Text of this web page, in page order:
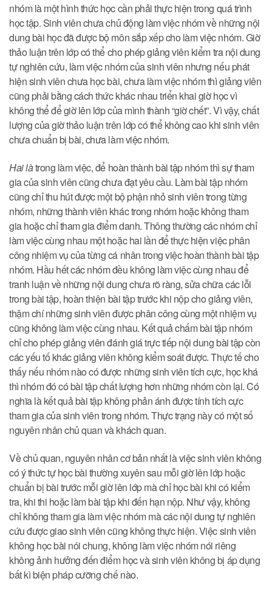
nhóm là một hình thức học cần phải thực hiện trong quá trình
học tập. Sinh viên chưa chủ động làm việc nhóm về những nội
dung bài học đã được bộ môn sắp xếp cho làm việc nhóm. Giờ
thảo luận trên lớp có thể cho phép giảng viên kiểm tra nội dung
tự nghiên cứu, làm việc nhóm của sinh viên nhưng nếu phát
hiện sinh viên chưa học bài, chưa làm việc nhóm thì giảng viên
cũng phải bằng cách thức khác nhau triển khai giờ học vì
không thể để giờ lên lớp của mình thành “giờ chết”. Vì vậy, chất
lượng của giờ thảo luận trên lớp có thể không cao khi sinh viên
chưa chuẩn bị bài, chưa làm việc nhóm.
Hai làtrong làm việc, để hoàn thành bài tập nhóm thì sự tham
gia của sinh viên cũng chưa đạt yêu cầu. Làm bài tập nhóm
cũng chỉ thu hút được một bộ phận nhỏ sinh viên trong từng
nhóm, những thành viên khác trong nhóm hoặc không tham
gia hoặc chỉ tham gia điểm danh. Thông thường các nhóm chỉ
làm việc cùng nhau một hoặc hai lần để thực hiện việc phân
công nhiệm vụ của từng cá nhân trong việc hoàn thành bài tập
nhóm. Hầu hết các nhóm đều không làm việc cùng nhau để
tranh luận về những nội dung chưa rõ ràng, sửa chữa các lỗi
trong bài tập, hoàn thiện bài tập trước khi nộp cho giảng viên,
thậm chí những sinh viên được phân công cùng một nhiệm vụ
cũng không làm việc cùng nhau. Kết quả chấm bài tập nhóm
chỉ cho phép giảng viên đánh giá trực tiếp nội dung bài tập còn
các yếu tố khác giảng viên không kiểm soát được. Thực tế cho
thấy nếu nhóm nào có được những sinh viên tích cực, học khá
thì nhóm đó có bài tập chất lượng hơn những nhóm còn lại. Có
nghĩa là kết quả bài tập không phản ánh được tính tích cực
tham gia của sinh viên trong nhóm. Thực trạng này có một số
nguyên nhân chủ quan và khách quan.
Về chủ quan, nguyên nhân cơ bản nhất là việc sinh viên không
có ý thức tự học bài thường xuyên sau mỗi giờ lên lớp hoặc
chuẩn bị bài trước mỗi giờ lên lớp mà chỉ học bài khi có kiểm
tra, khi thi hoặc làm bài tập khi đến hạn nộp. Như vậy, không
chỉ không tham gia làm việc nhóm mà các nội dung tự nghiên
cứu được giao sinh viên cũng không thực hiện. Việc sinh viên
không học bài nói chung, không làm việc nhóm nói riêng
không ảnh hưởng đến điểm học và sinh viên không bị áp dụng
bất kì biện pháp cưỡng chế nào.